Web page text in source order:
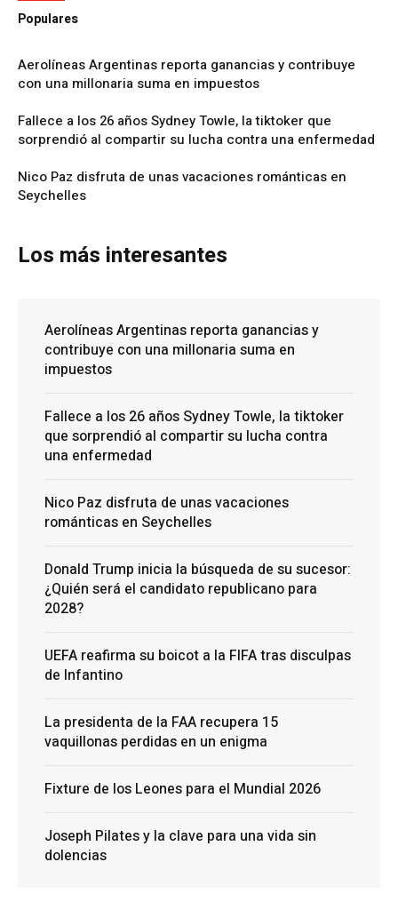
Populares
Aerolíneas Argentinas reporta ganancias y contribuye
con una millonaria suma en impuestos
Fallece a los 26 años Sydney Towle, la tiktoker que
sorprendió al compartir su lucha contra una enfermedad
Nico Paz disfruta de unas vacaciones románticas en
Seychelles
Los más interesantes
Aerolíneas Argentinas reporta ganancias y
contribuye con una millonaria suma en
impuestos
Fallece a los 26 años Sydney Towle, la tiktoker
que sorprendió al compartir su lucha contra
una enfermedad
Nico Paz disfruta de unas vacaciones
románticas en Seychelles
Donald Trump inicia la búsqueda de su sucesor:
¿Quién será el candidato republicano para
2028?
UEFA reafirma su boicot a la FIFA tras disculpas
de Infantino
La presidenta de la FAA recupera 15
vaquillonas perdidas en un enigma
Fixture de los Leones para el Mundial 2026
Joseph Pilates y la clave para una vida sin
dolencias